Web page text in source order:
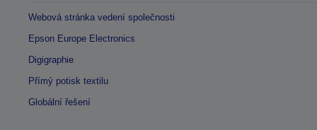
Webová stránka vedení společnosti
Epson Europe Electronics
Digigraphie
Přímý potisk textilu
Globální řešení